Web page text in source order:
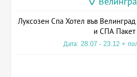
Луксозен Спа Хотел във
и СПА Пакет
Дата: 28.07 - 23.12 +